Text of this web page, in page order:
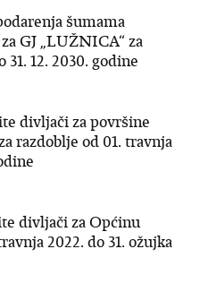
šumama
GJ „LUŽNICA“ za
31. 12. 2030. godine
divljači za površine
razdoblje od 01. travnja
divljači za Općinu
2022. do 31. ožujka